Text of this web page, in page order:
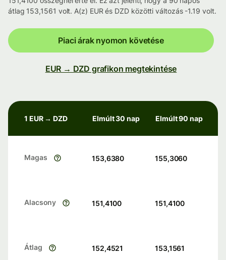
átlag 153,1561 volt. A(z) EUR és DZD közötti változás -1.19 volt.
Piaci árak nyomon követése
EUR → DZD grafikon megtekintése
1 EUR → DZD Elmúlt 30 nap Elmúlt 90 nap
Magas 153,6380 155,3060
Alacsony 151,4100 151,4100
Átlag 152,4521 153,1561